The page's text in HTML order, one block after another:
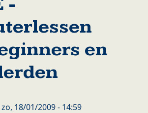
en
zo, 18/01/2009 - 14:59